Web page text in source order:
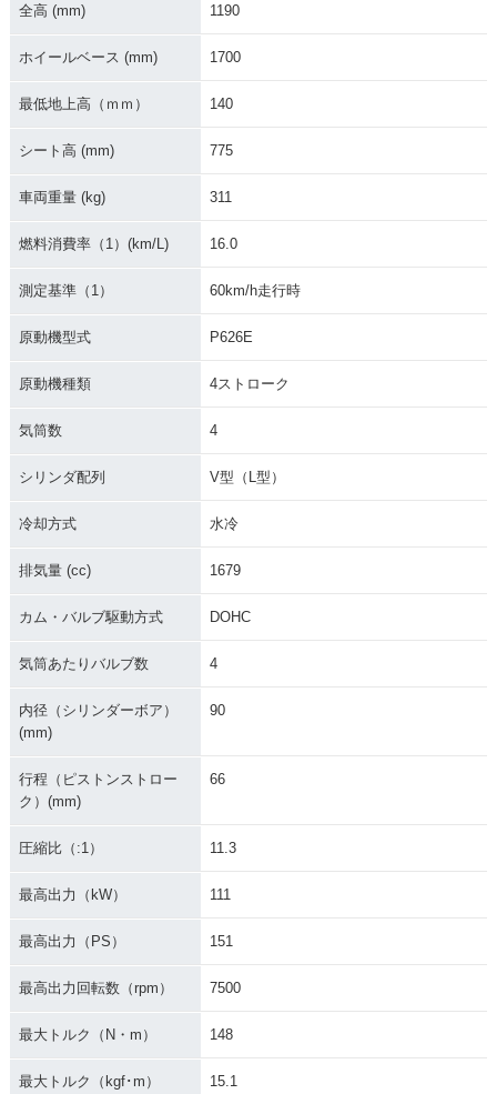
1990年 VMAX1200
0・マイナーチェン
VMAX（VMX120
全高 (mm) 1190
ホイールベース (mm) 1700
最低地上高（ｍｍ） 140
シート高 (mm) 775
車両重量 (kg) 311
燃料消費率（1）(km/L) 16.0
測定基準（1） 60km/h走行時
原動機型式 P626E
原動機種類 4ストローク
気筒数 4
シリンダ配列 V型（L型）
冷却方式 水冷
排気量 (cc) 1679
カム・バルブ駆動方式 DOHC
気筒あたりバルブ数 4
内径（シリンダーボア）
(mm)
90
行程（ピストンストロー
ク）(mm)
66
圧縮比（:1） 11.3
最高出力（kW） 111
最高出力（PS） 151
最高出力回転数（rpm） 7500
最大トルク（N・m） 148
最大トルク（kgf･m） 15.1